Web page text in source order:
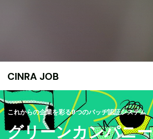
CINRA JOB
これからの企業を彩る9つのバッヂ認証システム
グリーンカンパニー